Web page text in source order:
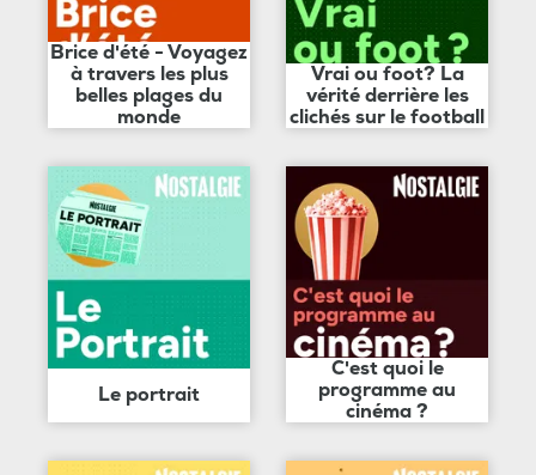
Brice d'été - Voyagez
à travers les plus
belles plages du
monde
Vrai ou foot? La
vérité derrière les
clichés sur le football
Le portrait
C'est quoi le
programme au
cinéma ?